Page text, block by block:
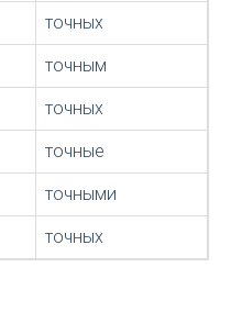
точных
точным
точных
точные
точными
точных